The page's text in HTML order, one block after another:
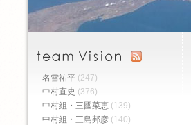
名雪祐平 (247)
中村直史 (376)
中村組・三國菜恵 (139)
中村組・三島邦彦 (140)